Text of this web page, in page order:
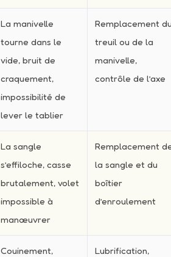
La manivelle
tourne dans le
vide, bruit de
craquement,
impossibilité de
lever le tablier
Remplacement
treuil ou de la
manivelle,
contrôle de l’axe
La sangle
s’effiloche, casse
brutalement, volet
impossible à
manœuvrer
Remplacement
la sangle et du
boîtier
d’enroulement
Couinement,
Lubrification,